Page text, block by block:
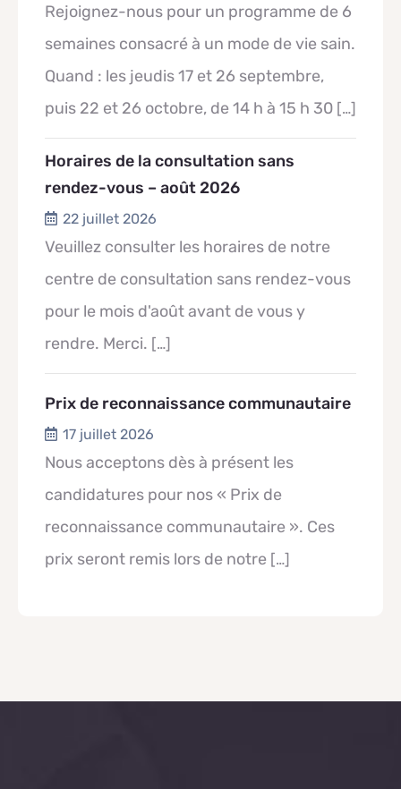
Rejoignez-nous pour un programme de 6
semaines consacré à un mode de vie sain.
Quand : les jeudis 17 et 26 septembre,
puis 22 et 26 octobre, de 14 h à 15 h 30 […]
Horaires de la consultation sans
rendez-vous – août 2026
22 juillet 2026
Veuillez consulter les horaires de notre
centre de consultation sans rendez-vous
pour le mois d'août avant de vous y
rendre. Merci. […]
Prix de reconnaissance communautaire
17 juillet 2026
Nous acceptons dès à présent les
candidatures pour nos « Prix de
reconnaissance communautaire ». Ces
prix seront remis lors de notre […]